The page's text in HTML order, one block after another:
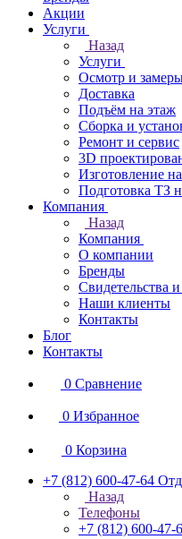
Акции
Услуги
Назад
Услуги
Осмотр и
Доставка
Подъём на этаж
Сборка и
Ремонт и сервис
3D
Изготовление на
Подготовка ТЗ
Компания
Назад
Компания
О компании
Бренды
Свидетельства
Наши клиенты
Контакты
Блог
Контакты
0 Сравнение
0 Избранное
0 Корзина
+7 (812) 600-47-64
Назад
Телефоны
+7 (812) 600-47-